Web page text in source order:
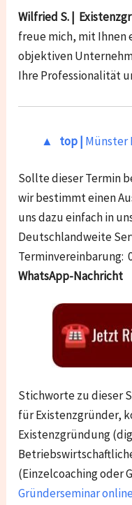
Wilfried S. |
freue mich, mit Ihnen
objektiven
Ihre Professionalität
▲ top | Münster
Sollte dieser Termin
wir bestimmt einen
uns dazu einfach in
Deutschlandweite
Terminvereinbarung:
WhatsApp-Nachricht
Stichworte zu dieser
für Existenzgründer,
Existenzgründung
(Einzelcoaching oder
Gründerseminar